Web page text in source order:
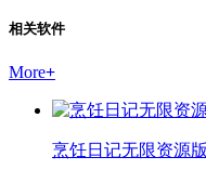
相关软件
More+
烹饪日记无限资源